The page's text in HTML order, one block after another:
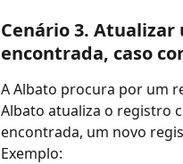
Cenário 3.
encontrada, caso
A Albato procura por um
Albato atualiza o registro
encontrada, um novo
Exemplo: